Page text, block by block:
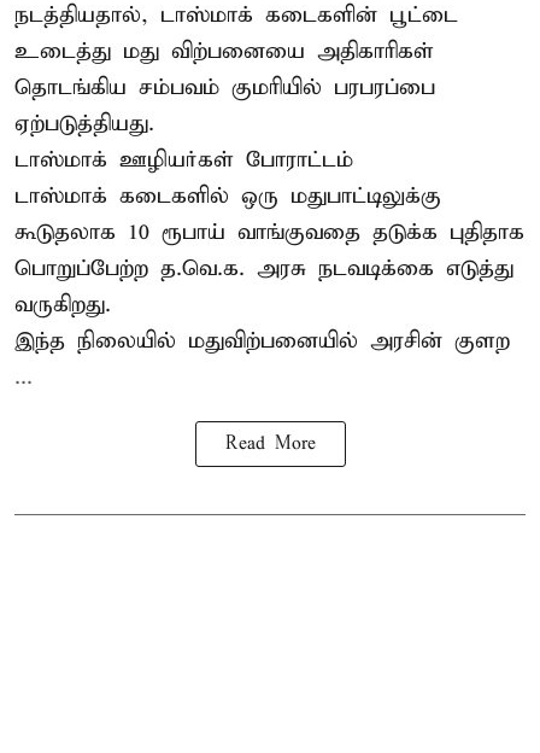
நடத்தியதால், டாஸ்மாக் கடைகளின் பூட்டை
உடைத்து மது விற்பனையை அதிகாரிகள்
தொடங்கிய சம்பவம் குமரியில் பரபரப்பை
ஏற்படுத்தியது.
டாஸ்மாக் ஊழியர்கள் போராட்டம்
டாஸ்மாக் கடைகளில் ஒரு மதுபாட்டிலுக்கு
கூடுதலாக 10 ரூபாய் வாங்குவதை தடுக்க புதிதாக
பொறுப்பேற்ற த.வெ.க. அரசு நடவடிக்கை எடுத்து
வருகிறது.
இந்த நிலையில் மதுவிற்பனையில் அரசின் குளற
...
Read More